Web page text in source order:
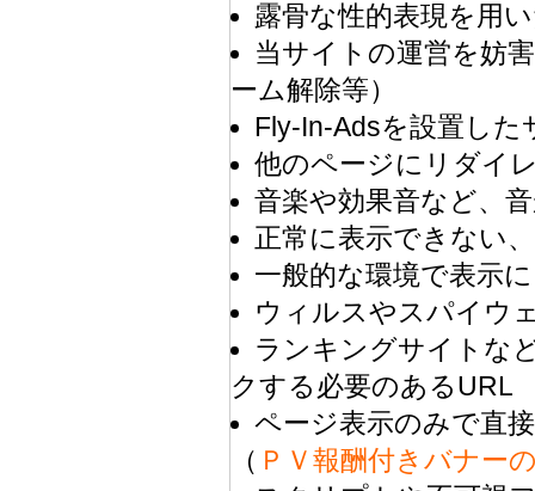
露骨な性的表現を用
当サイトの運営を妨
ーム解除等）
Fly-In-Adsを設置した
他のページにリダイ
音楽や効果音など、
正常に表示できない
一般的な環境で表示
ウィルスやスパイウ
ランキングサイトな
クする必要のあるURL
ページ表示のみで直
（ ＰＶ報酬付きバナー